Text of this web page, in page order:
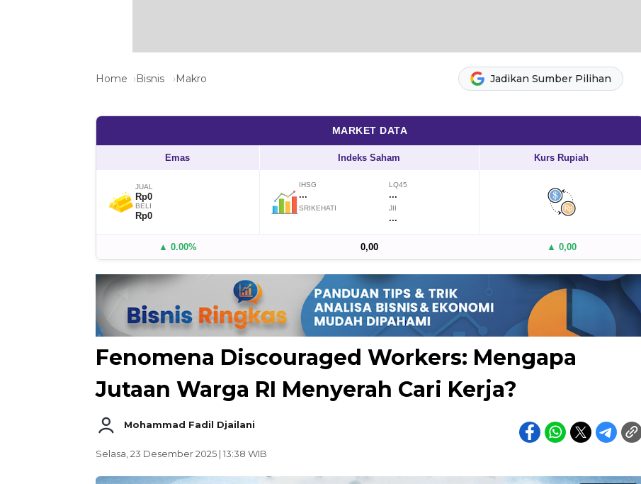
Home Bisnis Makro Jadikan Sumber Pilihan
MARKET DATA
Emas Indeks Saham Kurs Rupiah
JUAL
Rp0
BELI
Rp0
IHSG
...
LQ45
...
SRIKEHATI JII
...
▲ 0.00% 0,00 ▲ 0,00
Fenomena Discouraged Workers: Mengapa
Jutaan Warga RI Menyerah Cari Kerja?
Mohammad Fadil Djailani
Selasa, 23 Desember 2025 | 13:38 WIB